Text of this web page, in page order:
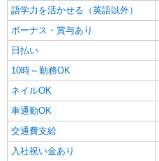
語学力を活かせる（英語以外）
ボーナス・賞与あり
日払い
10時～勤務OK
ネイルOK
車通勤OK
交通費支給
入社祝い金あり